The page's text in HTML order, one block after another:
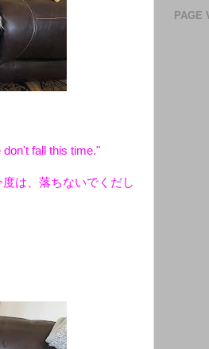
fall this time."
は、落ちないでくだし
PAGE